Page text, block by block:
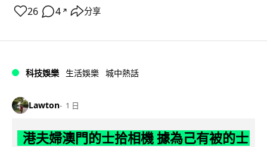
26 4 ↗ 分享
科技娛樂 生活娛樂 城中熱話
Lawton 1 日
港夫婦澳門的士拾相機 據為己有被的士